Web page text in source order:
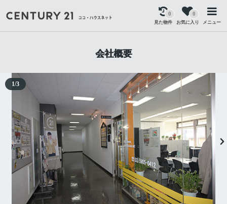
0
見た物件
0
お気に入り メニュー
会社概要
1/3